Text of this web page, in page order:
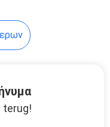
terug!